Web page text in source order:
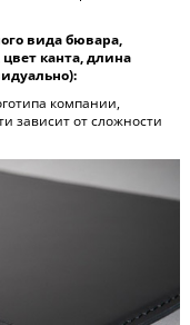
вида бювара,
канта, длина
компании,
зависит от сложности